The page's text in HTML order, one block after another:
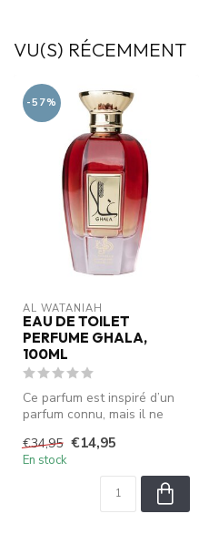
VU(S) RÉCEMMENT
-57%
AL WATANIAH
EAU DE TOILET
PERFUME GHALA,
100ML
Ce parfum est inspiré d’un
parfum connu, mais il ne
€34,95 €14,95
En stock